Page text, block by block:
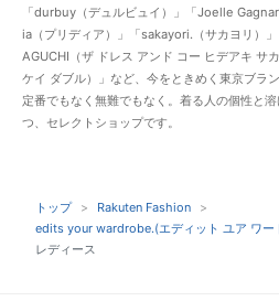
「durbuy（デュルビュイ）」「Joelle
ia（プリディア）」「sakayori.（サカヨリ）
AGUCHI（ザ ドレス アンド コー ヒデアキ サ
ケイ ダブル）」など、今をときめく東京ブラン
定番でもなく無難でもなく。着る人の個性と
つ、セレクトショップです。
トップ
Rakuten Fashion
edits your wardrobe.(エディット ユア ワー
レディース